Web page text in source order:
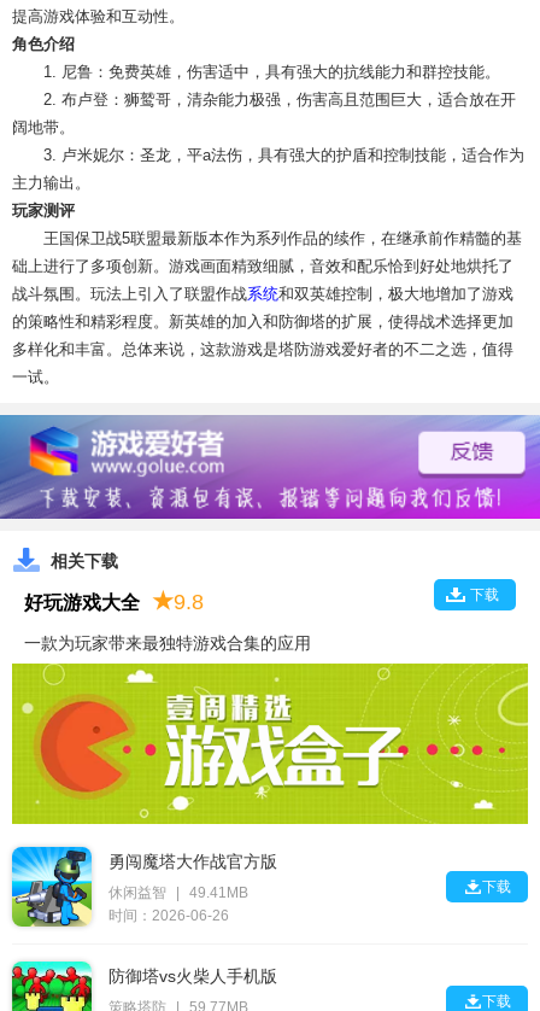
提高游戏体验和互动性。
角色介绍
1. 尼鲁：免费英雄，伤害适中，具有强大的抗线能力和群控技能。
2. 布卢登：狮鹫哥，清杂能力极强，伤害高且范围巨大，适合放在开
阔地带。
3. 卢米妮尔：圣龙，平a法伤，具有强大的护盾和控制技能，适合作为
主力输出。
玩家测评
王国保卫战5联盟最新版本作为系列作品的续作，在继承前作精髓的基
础上进行了多项创新。游戏画面精致细腻，音效和配乐恰到好处地烘托了
战斗氛围。玩法上引入了联盟作战系统和双英雄控制，极大地增加了游戏
的策略性和精彩程度。新英雄的加入和防御塔的扩展，使得战术选择更加
多样化和丰富。总体来说，这款游戏是塔防游戏爱好者的不二之选，值得
一试。
相关下载
下载
好玩游戏大全 ★9.8
一款为玩家带来最独特游戏合集的应用
勇闯魔塔大作战官方版
休闲益智
49.41MB
时间：2026-06-26
下载
防御塔vs火柴人手机版
下载